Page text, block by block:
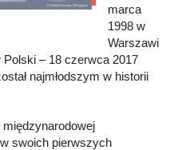
marca
1998 w
Warszawi
– 18 czerwca 2017
najmłodszym w historii
swoich pierwszych